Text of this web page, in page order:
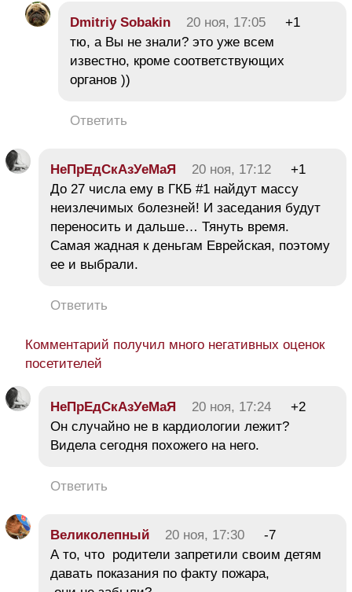
Dmitriy Sobakin 20 ноя, 17:05
+1
тю, а Вы не знали? это уже всем
известно, кроме соответствующих
органов ))
Ответить
НеПрЕдСкАзУеМаЯ 20 ноя, 17:12
+1
До 27 числа ему в ГКБ #1 найдут массу
неизлечимых болезней! И заседания будут
переносить и дальше… Тянуть время.
Самая жадная к деньгам Еврейская, поэтому
ее и выбрали.
Ответить
Комментарий получил много негативных оценок
посетителей
НеПрЕдСкАзУеМаЯ 20 ноя, 17:24
+2
Он случайно не в кардиологии лежит?
Видела сегодня похожего на него.
Ответить
Великолепный 20 ноя, 17:30
-7
А то, что родители запретили своим детям
давать показания по факту пожара,